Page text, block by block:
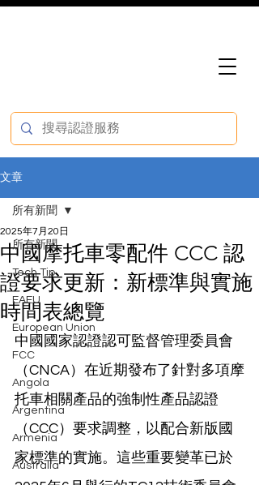
文章
所有新聞
Tech Tip
EAEU
European Union
FCC
Angola
Argentina
Armenia
Australia
所有新聞
中國摩托車零配件 CCC 認
證要求更新：新標準與實施
時間表總覽
2025年7月20日
中國國家認證認可監督管理委員會
（CNCA）在近期發布了針對多項摩
托車相關產品的強制性產品認證
（CCC）要求調整，以配合新版國
家標準的實施。這些重要變革已於